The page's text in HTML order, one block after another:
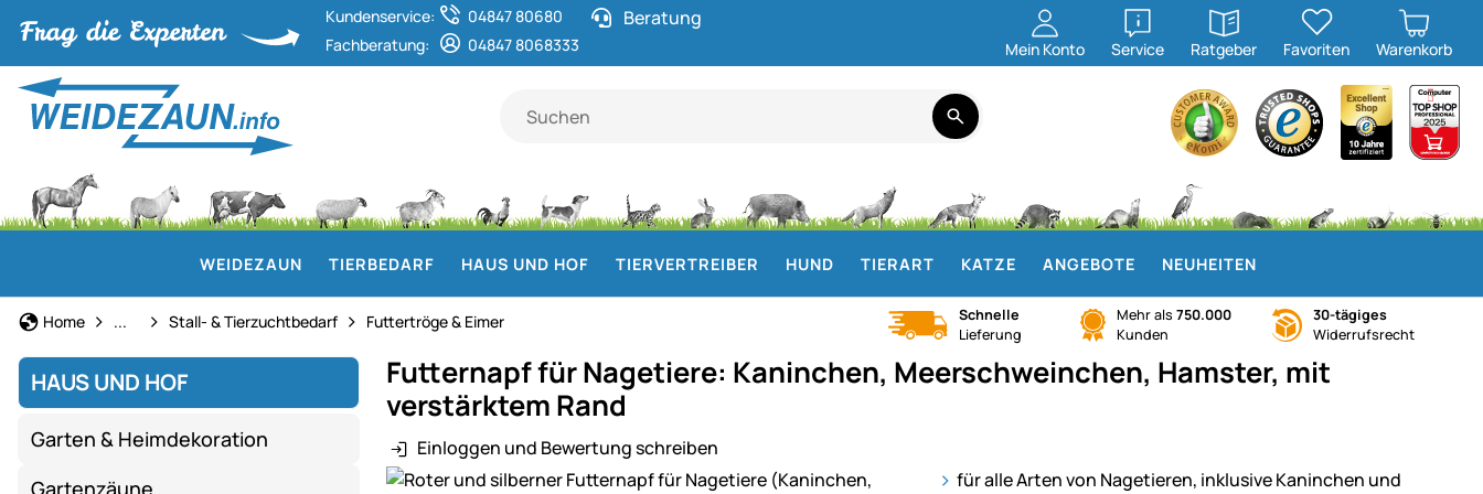
Kundenservice:
04847 80680
Fachberatung:
04847 8068333
Beratung
Mein Konto Service
öffnen
Ratgeber
öffnen
Favoriten Warenkorb
WEIDEZAUN TIERBEDARF HAUS UND HOF TIERVERTREIBER HUND TIERART KATZE ANGEBOTE NEUHEITEN
Home Haus und Hof
... Stall- & Tierzuchtbedarf Futtertröge & Eimer
Schnelle
Lieferung
Mehr als 750.000
Kunden
30-tägiges
Widerrufsrecht
HAUS UND HOF
Garten & Heimdekoration
Gartenzäune
Futternapf für Nagetiere: Kaninchen, Meerschweinchen, Hamster, mit
verstärktem Rand
Einloggen und Bewertung schreiben
Produktgalerie
für alle Arten von Nagetieren, inklusive Kaninchen und